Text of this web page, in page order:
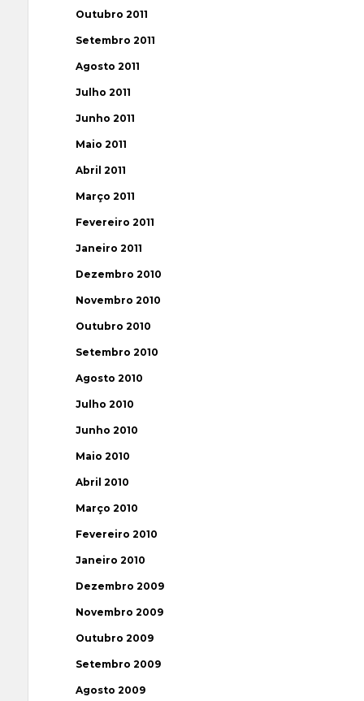
Outubro 2011
Setembro 2011
Agosto 2011
Julho 2011
Junho 2011
Maio 2011
Abril 2011
Março 2011
Fevereiro 2011
Janeiro 2011
Dezembro 2010
Novembro 2010
Outubro 2010
Setembro 2010
Agosto 2010
Julho 2010
Junho 2010
Maio 2010
Abril 2010
Março 2010
Fevereiro 2010
Janeiro 2010
Dezembro 2009
Novembro 2009
Outubro 2009
Setembro 2009
Agosto 2009